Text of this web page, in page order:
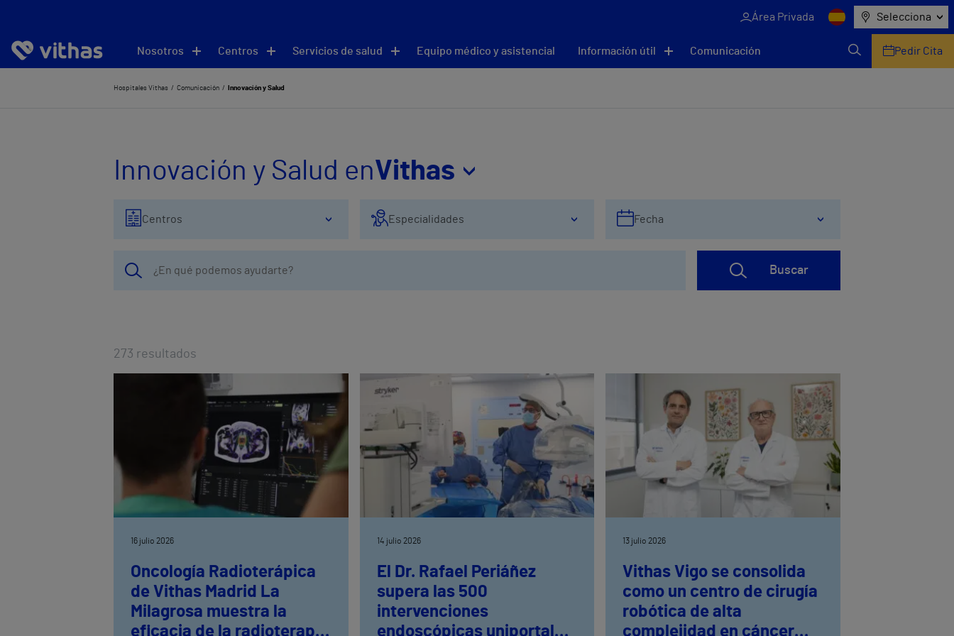
Área Privada Selecciona
Nosotros Centros Servicios de salud Equipo médico y asistencial Información útil Comunicación Pedir Cita
Hospitales Vithas Comunicación Innovación y Salud
Innovación y Salud enVithas
Centros Especialidades Fecha
Buscar
273 resultados
16 julio 2026
Oncología Radioterápica
de Vithas Madrid La
Milagrosa muestra la
eficacia de la radioterapia
14 julio 2026
El Dr. Rafael Periáñez
supera las 500
intervenciones
endoscópicas uniportales
13 julio 2026
Vithas Vigo se consolida
como un centro de cirugía
robótica de alta
complejidad en cáncer